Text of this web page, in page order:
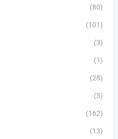
(80)
(101)
(3)
(1)
(28)
(3)
(162)
(13)